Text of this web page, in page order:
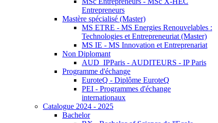
Entrepreneurs
Mastère spécialisé (Master)
MS ETRE - MS Energies Renouvelables :
Technologies et Entrepreneuriat (Master)
MS IE - MS Innovation et Entreprenariat
Non Diplomant
AUD_IPParis - AUDITEURS - IP Paris
Programme d'échange
EuroteQ - Diplôme EuroteQ
PEI - Programmes d'échange
internationaux
Catalogue 2024 - 2025
Bachelor